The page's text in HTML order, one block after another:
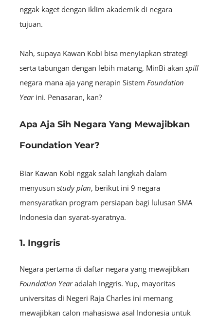
nggak kaget dengan iklim akademik di negara
tujuan.
Nah, supaya Kawan Kobi bisa menyiapkan strategi
serta tabungan dengan lebih matang, MinBi akan spill
negara mana aja yang nerapin Sistem Foundation
Year ini. Penasaran, kan?
Apa Aja Sih Negara Yang Mewajibkan
Foundation Year?
Biar Kawan Kobi nggak salah langkah dalam
menyusun study plan, berikut ini 9 negara
mensyaratkan program persiapan bagi lulusan SMA
Indonesia dan syarat-syaratnya.
1. Inggris
Negara pertama di daftar negara yang mewajibkan
Foundation Yearadalah Inggris. Yup, mayoritas
universitas di Negeri Raja Charles ini memang
mewajibkan calon mahasiswa asal Indonesia untuk